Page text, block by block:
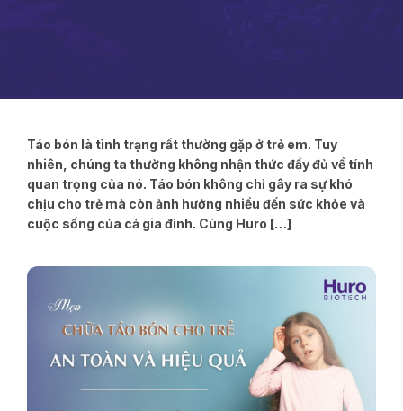
Táo bón là tình trạng rất thường gặp ở trẻ em. Tuy
nhiên, chúng ta thường không nhận thức đầy đủ về tính
quan trọng của nó. Táo bón không chỉ gây ra sự khó
chịu cho trẻ mà còn ảnh hưởng nhiều đến sức khỏe và
cuộc sống của cả gia đình. Cùng Huro […]